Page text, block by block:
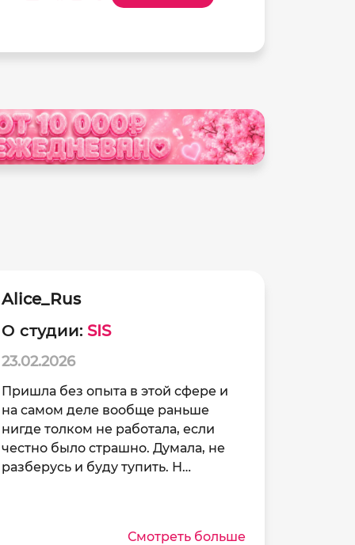
Alice_Rus
О студии: SIS
23.02.2026
Пришла без опыта в этой сфере и
на самом деле вообще раньше
нигде толком не работала, если
честно было страшно. Думала, не
разберусь и буду тупить. Н…
Смотреть больше